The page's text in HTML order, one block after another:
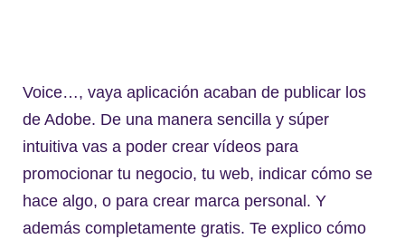
Voice…, vaya aplicación acaban de publicar los
de Adobe. De una manera sencilla y súper
intuitiva vas a poder crear vídeos para
promocionar tu negocio, tu web, indicar cómo se
hace algo, o para crear marca personal. Y
además completamente gratis. Te explico cómo